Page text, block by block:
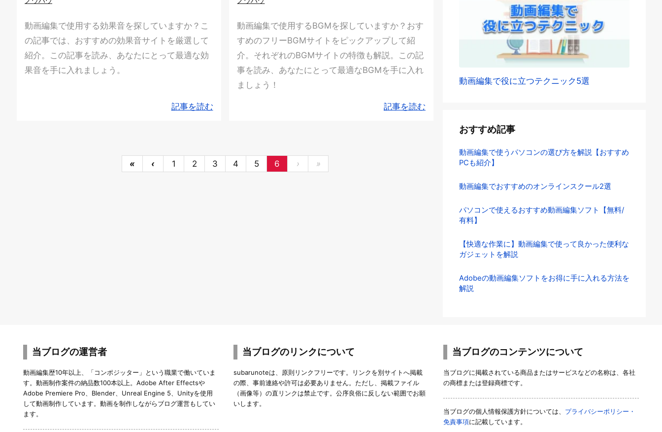
動画編集で使用する効果音を探していますか？こ
の記事では、おすすめの効果音サイトを厳選して
紹介。この記事を読み、あなたにとって最適な効
果音を手に入れましょう。
記事を読む
動画編集で使用するBGMを探していますか？おす
すめのフリーBGMサイトをピックアップして紹
介。それぞれのBGMサイトの特徴も解説。この記
事を読み、あなたにとって最適なBGMを手に入れ
ましょう！
記事を読む
« ‹ 1 2 3 4 5 6 › »
動画編集で役に立つテクニック5選
おすすめ記事
動画編集で使うパソコンの選び方を解説【おすすめ
PCも紹介】
動画編集でおすすめのオンラインスクール2選
パソコンで使えるおすすめ動画編集ソフト【無料/
有料】
【快適な作業に】動画編集で使って良かった便利な
ガジェットを解説
Adobeの動画編集ソフトをお得に手に入れる方法を
解説
当ブログの運営者
動画編集歴10年以上、「コンポジッター」という職業で働いていま
す。動画制作案件の納品数100本以上。Adobe After Effectsや
Adobe Premiere Pro、Blender、Unreal Engine 5、Unityを使用
して動画制作しています。動画を制作しながらブログ運営もしてい
ます。
当ブログのリンクについて
subarunoteは、原則リンクフリーです。リンクを別サイトへ掲載
の際、事前連絡や許可は必要ありません。ただし、掲載ファイル
（画像等）の直リンクは禁止です。公序良俗に反しない範囲でお願
いします。
当ブログのコンテンツについて
当ブログに掲載されている商品またはサービスなどの名称は、各社
の商標または登録商標です。
当ブログの個人情報保護方針については、 プライバシーポリシー・
免責事項に記載しています。